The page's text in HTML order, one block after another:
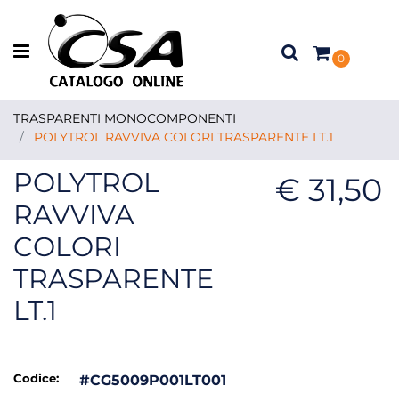
Open menu
0
TRASPARENTI MONOCOMPONENTI
POLYTROL RAVVIVA COLORI TRASPARENTE LT.1
POLYTROL
RAVVIVA
COLORI
TRASPARENTE
LT.1
€ 31,50
Codice:
#CG5009P001LT001